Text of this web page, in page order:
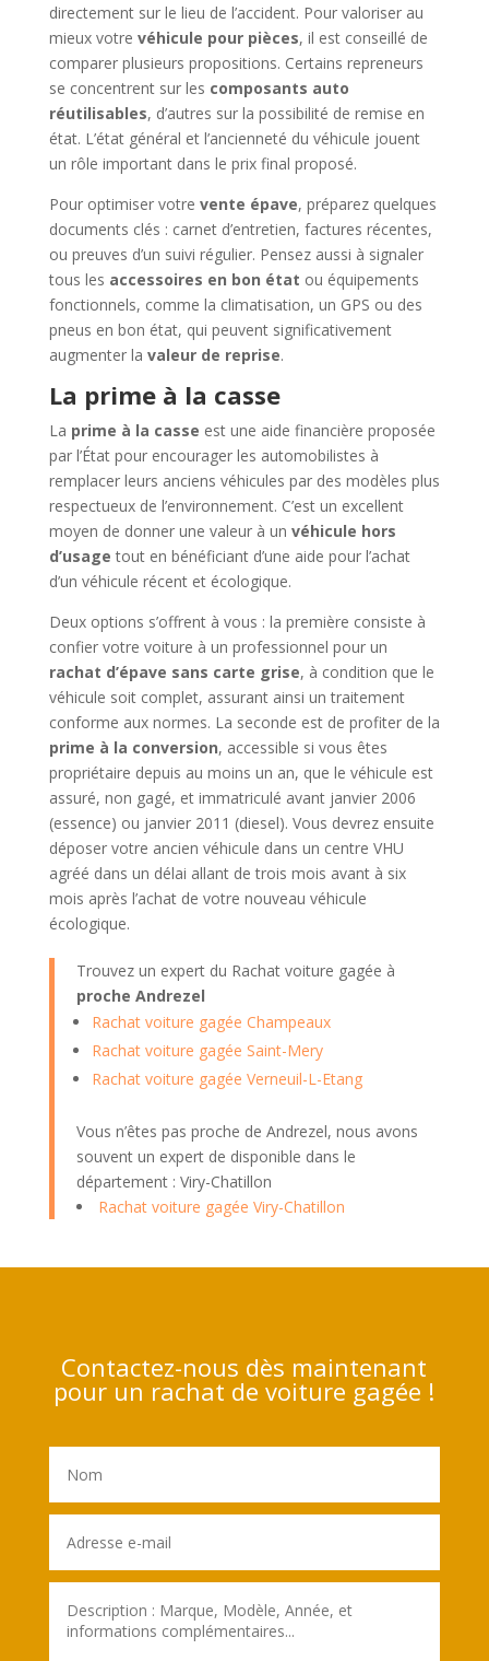
directement sur le lieu de l’accident. Pour valoriser au
mieux votre véhicule pour pièces, il est conseillé de
comparer plusieurs propositions. Certains repreneurs
se concentrent sur les composants auto
réutilisables, d’autres sur la possibilité de remise en
état. L’état général et l’ancienneté du véhicule jouent
un rôle important dans le prix final proposé.
Pour optimiser votre vente épave, préparez quelques
documents clés : carnet d’entretien, factures récentes,
ou preuves d’un suivi régulier. Pensez aussi à signaler
tous les accessoires en bon état ou équipements
fonctionnels, comme la climatisation, un GPS ou des
pneus en bon état, qui peuvent significativement
augmenter la valeur de reprise.
La prime à la casse
La prime à la casse est une aide financière proposée
par l’État pour encourager les automobilistes à
remplacer leurs anciens véhicules par des modèles plus
respectueux de l’environnement. C’est un excellent
moyen de donner une valeur à un véhicule hors
d’usage tout en bénéficiant d’une aide pour l’achat
d’un véhicule récent et écologique.
Deux options s’offrent à vous : la première consiste à
confier votre voiture à un professionnel pour un
rachat d’épave sans carte grise, à condition que le
véhicule soit complet, assurant ainsi un traitement
conforme aux normes. La seconde est de profiter de la
prime à la conversion, accessible si vous êtes
propriétaire depuis au moins un an, que le véhicule est
assuré, non gagé, et immatriculé avant janvier 2006
(essence) ou janvier 2011 (diesel). Vous devrez ensuite
déposer votre ancien véhicule dans un centre VHU
agréé dans un délai allant de trois mois avant à six
mois après l’achat de votre nouveau véhicule
écologique.
Trouvez un expert du Rachat voiture gagée à
proche Andrezel
Rachat voiture gagée Champeaux
Rachat voiture gagée Saint-Mery
Rachat voiture gagée Verneuil-L-Etang
Vous n’êtes pas proche de Andrezel, nous avons
souvent un expert de disponible dans le
département : Viry-Chatillon
Rachat voiture gagée Viry-Chatillon
Contactez-nous dès maintenant
pour un rachat de voiture gagée !